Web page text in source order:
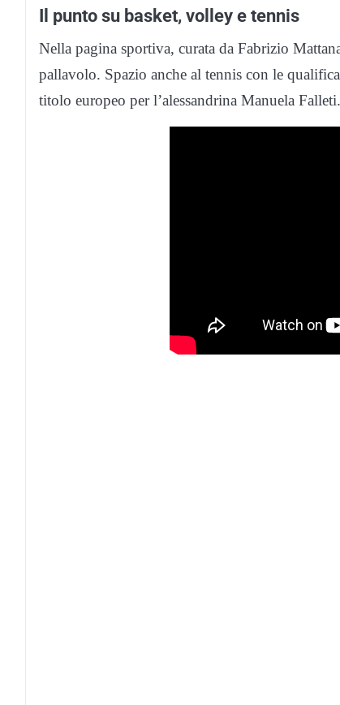
Il punto su basket, volley e tennis
Nella pagina sportiva, curata da Fabrizio
pallavolo. Spazio anche al tennis con le
titolo europeo per l’alessandrina Manuela Falleti.